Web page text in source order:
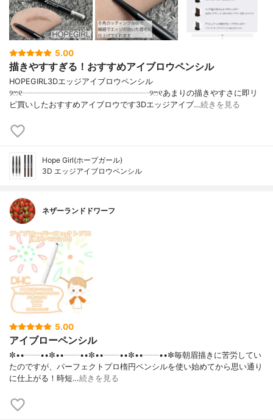
5.00
描きやすすぎる！おすすめアイブロウペンシル
HOPEGIRL3Dエッジアイブロウペンシル
୨ෆ୧┈┈┈┈┈┈┈┈┈┈┈┈┈┈┈┈୨ෆ୧あまりの描きやすさに即リ
ピ買いしたおすすめアイブロウです3Dエッジアイブ…続きを見る
Hope Girl(ホープガール)
3D エッジアイブロウペンシル
ネザーランドドワーフ
5.00
アイブローペンシル
✼••┈┈••✼••┈┈••✼••┈┈••✼••┈┈••✼毎朝眉描きに苦労してい
たのですが、パーフェクトプロ楕円ペンシルを使い始めてから思い通り
に仕上がる！時短…続きを見る